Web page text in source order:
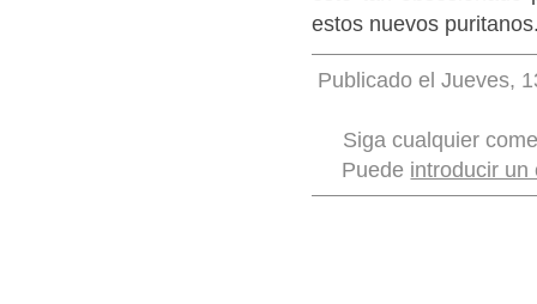
estos nuevos
Publicado el Jueves,
Siga cualquier
Puede introducir un